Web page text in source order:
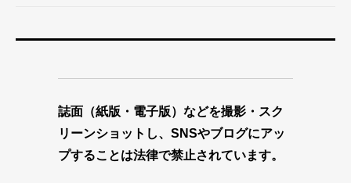
誌面（紙版・電子版）などを撮影・スク
リーンショットし、SNSやブログにアッ
プすることは法律で禁止されています。